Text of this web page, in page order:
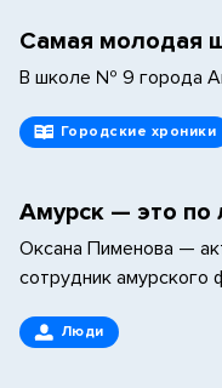
Самая молодая
В школе № 9 города
Городские хроники
Амурск — это по
Оксана Пименова —
сотрудник
Люди